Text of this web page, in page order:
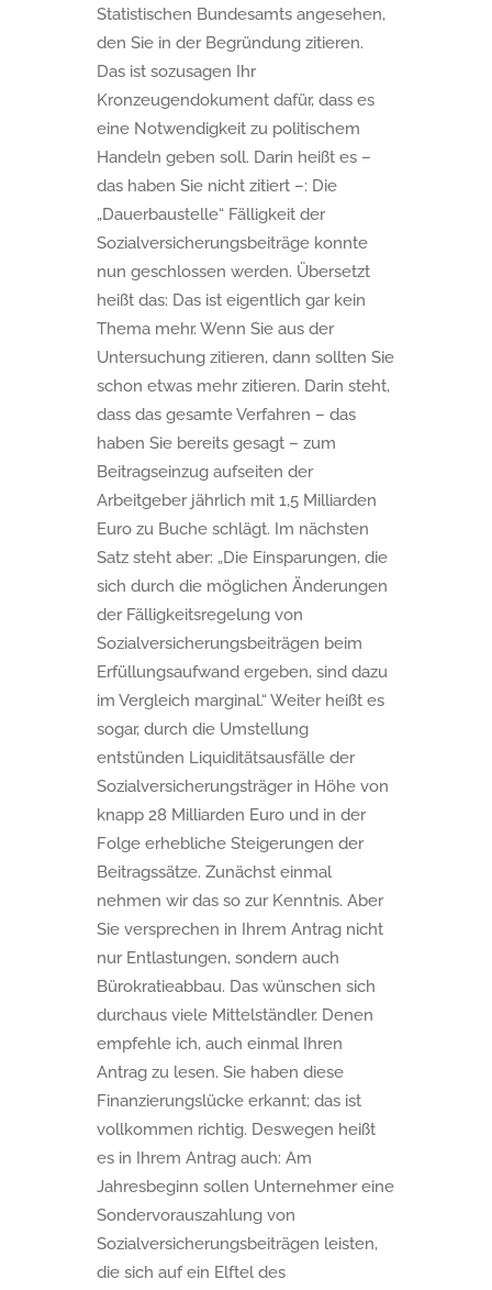
Statistischen Bundesamts angesehen,
den Sie in der Begründung zitieren.
Das ist sozusagen Ihr
Kronzeugendokument dafür, dass es
eine Notwendigkeit zu politischem
Handeln geben soll. Darin heißt es –
das haben Sie nicht zitiert –: Die
„Dauerbaustelle“ Fälligkeit der
Sozialversicherungsbeiträge konnte
nun geschlossen werden. Übersetzt
heißt das: Das ist eigentlich gar kein
Thema mehr. Wenn Sie aus der
Untersuchung zitieren, dann sollten Sie
schon etwas mehr zitieren. Darin steht,
dass das gesamte Verfahren – das
haben Sie bereits gesagt – zum
Beitragseinzug aufseiten der
Arbeitgeber jährlich mit 1,5 Milliarden
Euro zu Buche schlägt. Im nächsten
Satz steht aber: „Die Einsparungen, die
sich durch die möglichen Änderungen
der Fälligkeitsregelung von
Sozialversicherungsbeiträgen beim
Erfüllungsaufwand ergeben, sind dazu
im Vergleich marginal.“ Weiter heißt es
sogar, durch die Umstellung
entstünden Liquiditätsausfälle der
Sozialversicherungsträger in Höhe von
knapp 28 Milliarden Euro und in der
Folge erhebliche Steigerungen der
Beitragssätze. Zunächst einmal
nehmen wir das so zur Kenntnis. Aber
Sie versprechen in Ihrem Antrag nicht
nur Entlastungen, sondern auch
Bürokratieabbau. Das wünschen sich
durchaus viele Mittelständler. Denen
empfehle ich, auch einmal Ihren
Antrag zu lesen. Sie haben diese
Finanzierungslücke erkannt; das ist
vollkommen richtig. Deswegen heißt
es in Ihrem Antrag auch: Am
Jahresbeginn sollen Unternehmer eine
Sondervorauszahlung von
Sozialversicherungsbeiträgen leisten,
die sich auf ein Elftel des